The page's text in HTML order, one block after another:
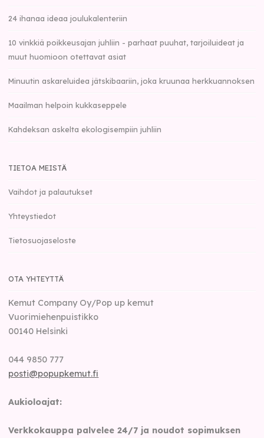
24 ihanaa ideaa joulukalenteriin
10 vinkkiä poikkeusajan juhliin - parhaat puuhat, tarjoiluideat ja
muut huomioon otettavat asiat
Minuutin askareluidea jätskibaariin, joka kruunaa herkkuannoksen
Maailman helpoin kukkaseppele
Kahdeksan askelta ekologisempiin juhliin
TIETOA MEISTÄ
Vaihdot ja palautukset
Yhteystiedot
Tietosuojaseloste
OTA YHTEYTTÄ
Kemut Company Oy/Pop up kemut
Vuorimiehenpuistikko
00140 Helsinki
044 9850 777
posti@popupkemut.fi
Aukioloajat:
Verkkokauppa palvelee 24/7 ja noudot sopimuksen